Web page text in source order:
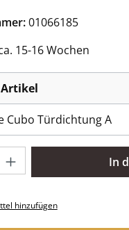
01066185
15-16 Wochen
Cubo Türdichtung A
Gib den gewünschten
In
hinzufügen